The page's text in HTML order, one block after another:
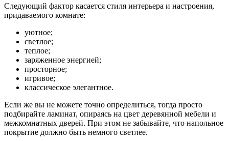
Следующий фактор касается стиля интерьера и настроения,
придаваемого комнате:
уютное;
светлое;
теплое;
заряженное энергией;
просторное;
игривое;
классическое элегантное.
Если же вы не можете точно определиться, тогда просто
подбирайте ламинат, опираясь на цвет деревянной мебели и
межкомнатных дверей. При этом не забывайте, что напольное
покрытие должно быть немного светлее.